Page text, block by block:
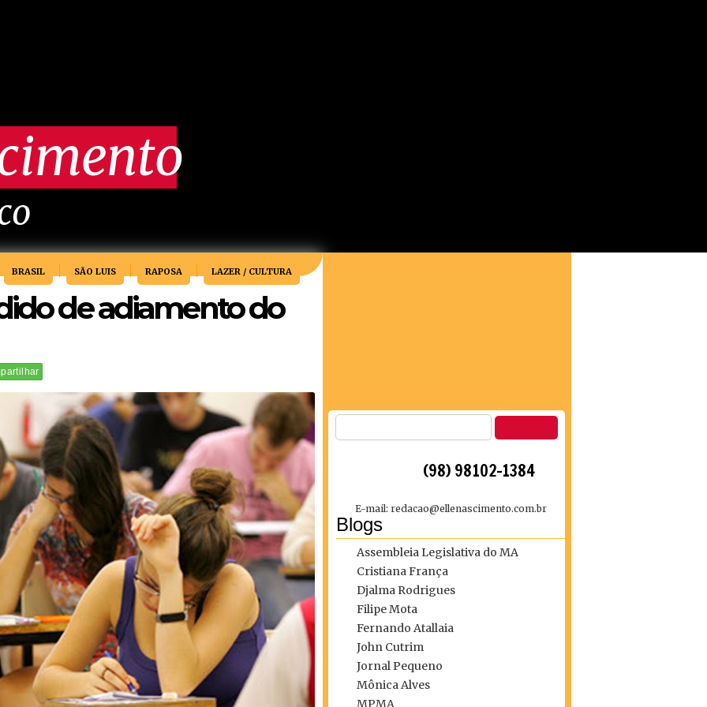
(98) 98102-1384
E-mail: redacao@ellenascimento.com.br
Blogs
Assembleia Legislativa do MA
Cristiana França
Djalma Rodrigues
Filipe Mota
Fernando Atallaia
John Cutrim
Jornal Pequeno
Mônica Alves
MPMA
BRASIL SÃO LUIS RAPOSA LAZER / CULTURA
de adiamento do